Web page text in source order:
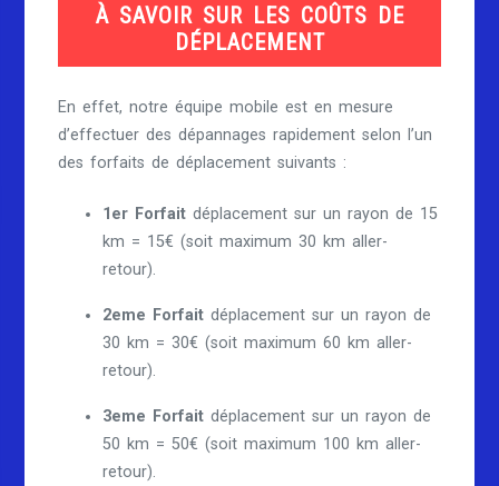
À SAVOIR SUR LES COÛTS DE
DÉPLACEMENT
En effet, notre équipe mobile est en mesure
d’effectuer des dépannages rapidement selon l’un
des forfaits de déplacement suivants :
1er Forfait déplacement sur un rayon de 15
km = 15€ (soit maximum 30 km aller-
retour).
2eme Forfait déplacement sur un rayon de
30 km = 30€ (soit maximum 60 km aller-
retour).
3eme Forfait déplacement sur un rayon de
50 km = 50€ (soit maximum 100 km aller-
retour).